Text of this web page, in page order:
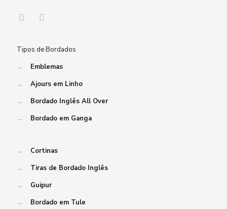
Tipos de Bordados
→
Emblemas
→
Ajours em Linho
→
Bordado Inglês All Over
→
Bordado em Ganga
→
Cortinas
→
Tiras de Bordado Inglês
→
Guipur
→
Bordado em Tule